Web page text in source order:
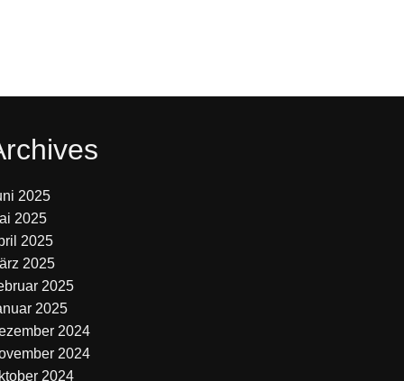
2025
2025
2025
2025
2025
2025
2024
2024
2024